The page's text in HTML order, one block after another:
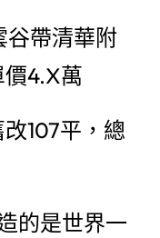
谷帶清華附
4.X萬
107平，總
的是世界一